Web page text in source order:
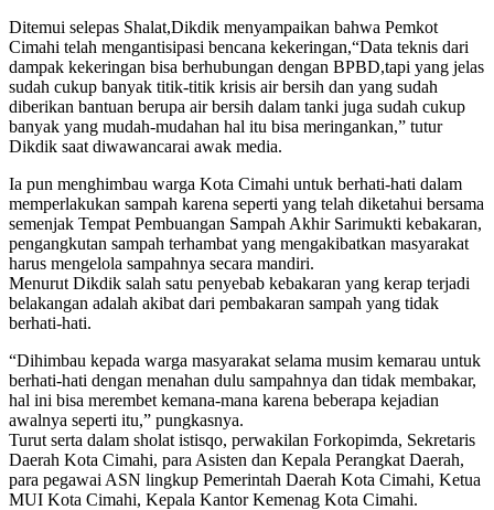
Ditemui selepas Shalat,Dikdik menyampaikan bahwa Pemkot
Cimahi telah mengantisipasi bencana kekeringan,“Data teknis dari
dampak kekeringan bisa berhubungan dengan BPBD,tapi yang jelas
sudah cukup banyak titik-titik krisis air bersih dan yang sudah
diberikan bantuan berupa air bersih dalam tanki juga sudah cukup
banyak yang mudah-mudahan hal itu bisa meringankan,” tutur
Dikdik saat diwawancarai awak media.
Ia pun menghimbau warga Kota Cimahi untuk berhati-hati dalam
memperlakukan sampah karena seperti yang telah diketahui bersama
semenjak Tempat Pembuangan Sampah Akhir Sarimukti kebakaran,
pengangkutan sampah terhambat yang mengakibatkan masyarakat
harus mengelola sampahnya secara mandiri.
Menurut Dikdik salah satu penyebab kebakaran yang kerap terjadi
belakangan adalah akibat dari pembakaran sampah yang tidak
berhati-hati.
“Dihimbau kepada warga masyarakat selama musim kemarau untuk
berhati-hati dengan menahan dulu sampahnya dan tidak membakar,
hal ini bisa merembet kemana-mana karena beberapa kejadian
awalnya seperti itu,” pungkasnya.
Turut serta dalam sholat istisqo, perwakilan Forkopimda, Sekretaris
Daerah Kota Cimahi, para Asisten dan Kepala Perangkat Daerah,
para pegawai ASN lingkup Pemerintah Daerah Kota Cimahi, Ketua
MUI Kota Cimahi, Kepala Kantor Kemenag Kota Cimahi.